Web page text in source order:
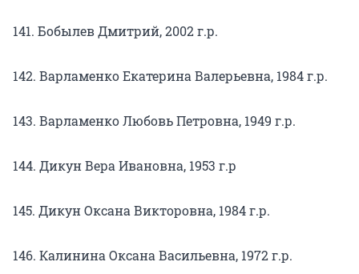
141. Бобылев Дмитрий, 2002 г.р.
142. Варламенко Екатерина Валерьевна, 1984 г.р.
143. Варламенко Любовь Петровна, 1949 г.р.
144. Дикун Вера Ивановна, 1953 г.р
145. Дикун Оксана Викторовна, 1984 г.р.
146. Калинина Оксана Васильевна, 1972 г.р.